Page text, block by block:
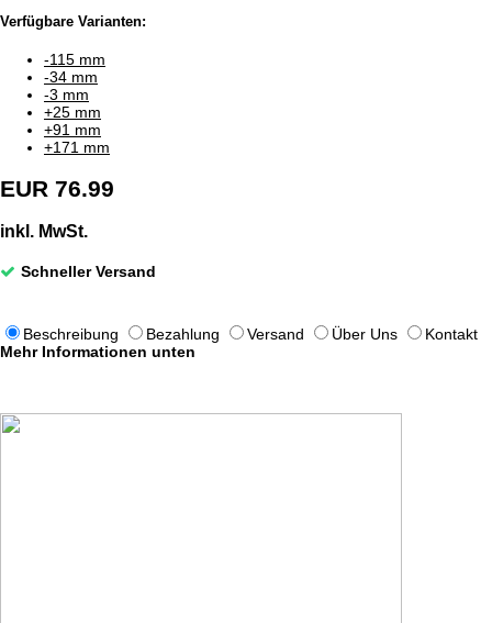
Verfügbare Varianten:
-115 mm
-34 mm
-3 mm
+25 mm
+91 mm
+171 mm
EUR 76.99
inkl. MwSt.
Schneller Versand
Beschreibung Bezahlung Versand Über Uns
Kontakt
Mehr Informationen unten